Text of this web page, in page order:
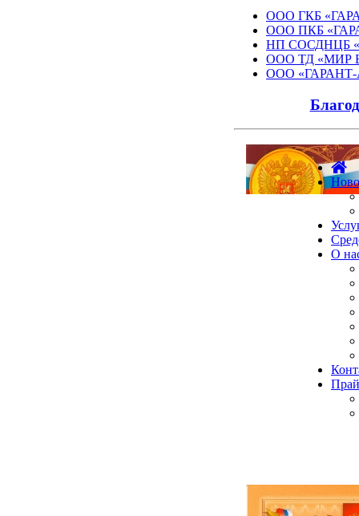
О
ООО ГКБ
ООО ПКБ
НП СОСДНЦБ
ООО ТД «МИР
ООО